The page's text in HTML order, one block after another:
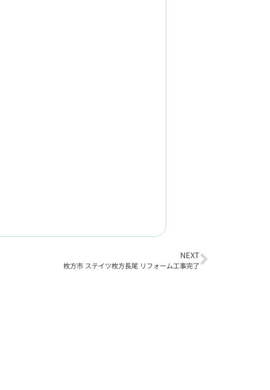
NEXT
枚方市 ステイツ枚方長尾 リフォーム工事完了